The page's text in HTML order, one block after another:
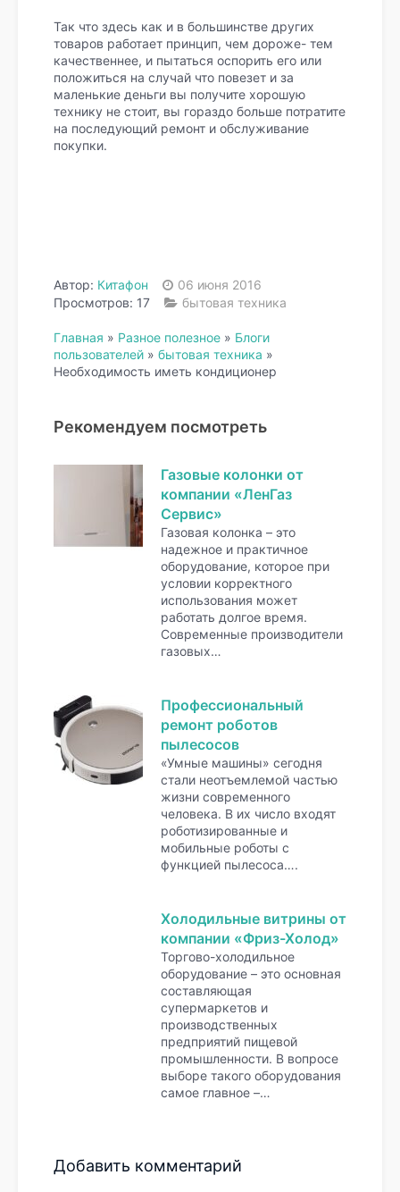
Так что здесь как и в большинстве других
товаров работает принцип, чем дороже- тем
качественнее, и пытаться оспорить его или
положиться на случай что повезет и за
маленькие деньги вы получите хорошую
технику не стоит, вы гораздо больше потратите
на последующий ремонт и обслуживание
покупки.
Автор: Китафон
06 июня 2016
Просмотров: 17
бытовая техника
Главная » Разное полезное » Блоги
пользователей » бытовая техника »
Необходимость иметь кондиционер
Рекомендуем посмотреть
Газовые колонки от
компании «ЛенГаз
Сервис»
Газовая колонка – это
надежное и практичное
оборудование, которое при
условии корректного
использования может
работать долгое время.
Современные производители
газовых…
Профессиональный
ремонт роботов
пылесосов
«Умные машины» сегодня
стали неотъемлемой частью
жизни современного
человека. В их число входят
роботизированные и
мобильные роботы с
функцией пылесоса….
Холодильные витрины от
компании «Фриз-Холод»
Торгово-холодильное
оборудование – это основная
составляющая
супермаркетов и
производственных
предприятий пищевой
промышленности. В вопросе
выборе такого оборудования
самое главное –…
Добавить комментарий